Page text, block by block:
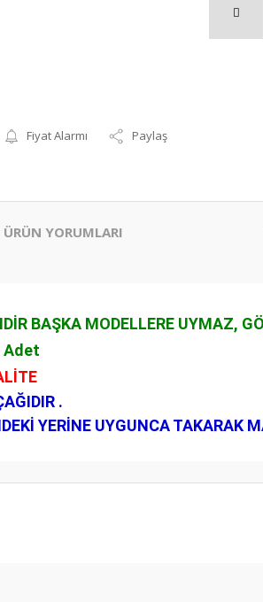
Fiyat Alarmı Paylaş
ÜRÜN YORUMLARI
BAŞKA MODELLERE UYMAZ,
Adet
.
YERİNE UYGUNCA